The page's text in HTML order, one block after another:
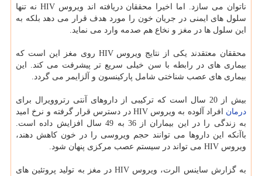
ناتوان می سازد. اما اخیرا محققان دریافته اند ویروس HIV نه تنها
سلول های ایمنی در جریان خون را مورد هدف قرار می دهد بلكه به
این سلول ها در مغز و نخاع هم صدمه وارد می نماید.
محققان معتقدند یكی از نتایج ویروس HIV روی مغز این است كه
بیماری های در رابطه با سن خیلی سریع تر پیشرفت می كند. این
بیماری های عصب شناختی شامل پاركینسون و آلزایمر می گردد.
بیش از 20 سال است كه تركیبی از داروهای آنتی رتروویرال برای
درمان
افراد آلوده به ویروس HIV در دسترس قرار گرفته و نرخ امید
به زندگی را در این بیماران از 36 به 49 سال افزایش داده است.
باآنكه این داروها می توانند حجم ویروسی را در خون كاهش دهند،
ویروس HIV می تواند در سیستم عصب مركزی پنهان شود.
به گزارش ساینس الرت، ویروس HIV در مغز به تولید پروتئین های